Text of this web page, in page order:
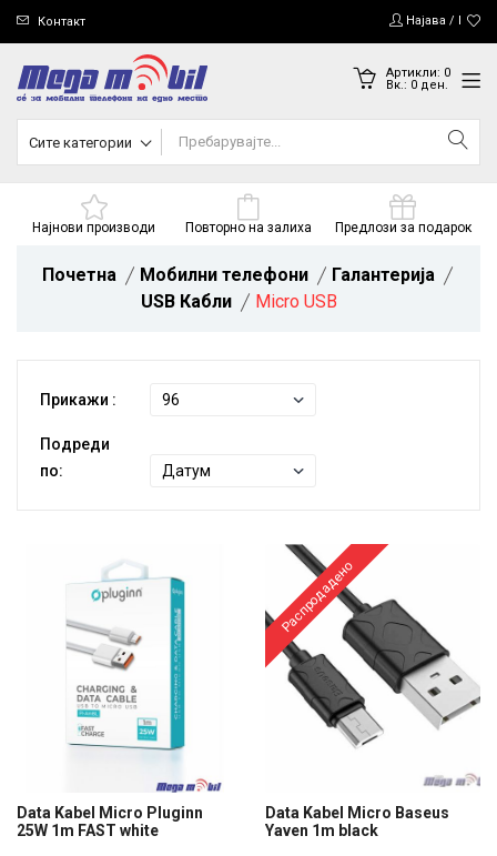
Контакт Најава /
Артикли: 0
Вк.: 0ден.
Сите категории
Најнови производи Повторно на залиха Предлози за подарок
Почетна Мобилни телефони
Галантерија
USB Кабли
Micro USB
Прикажи :
Подреди
по:
Data Kabel Micro Pluginn
25W 1m FAST white
Распродадено
Data Kabel Micro Baseus
Yaven 1m black